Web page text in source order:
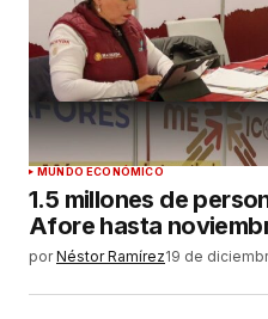
MUNDO ECONÓMICO
1.5 millones de
Afore hasta
por Néstor Ramírez19 de